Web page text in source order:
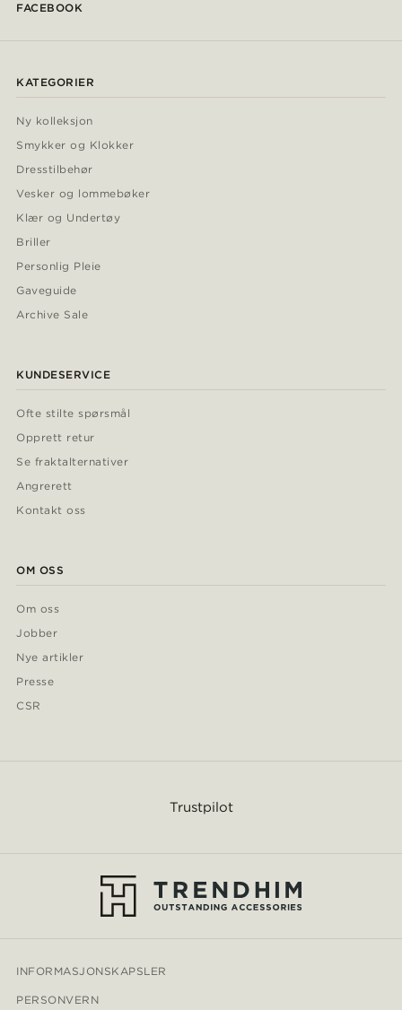
FACEBOOK
KATEGORIER
Ny kolleksjon
Smykker og Klokker
Dresstilbehør
Vesker og lommebøker
Klær og Undertøy
Briller
Personlig Pleie
Gaveguide
Archive Sale
KUNDESERVICE
Ofte stilte spørsmål
Opprett retur
Se fraktalternativer
Angrerett
Kontakt oss
OM OSS
Om oss
Jobber
Nye artikler
Presse
CSR
Trustpilot
INFORMASJONSKAPSLER
PERSONVERN